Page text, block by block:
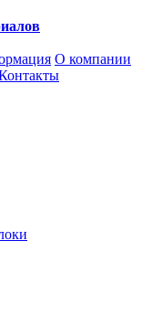
О компании